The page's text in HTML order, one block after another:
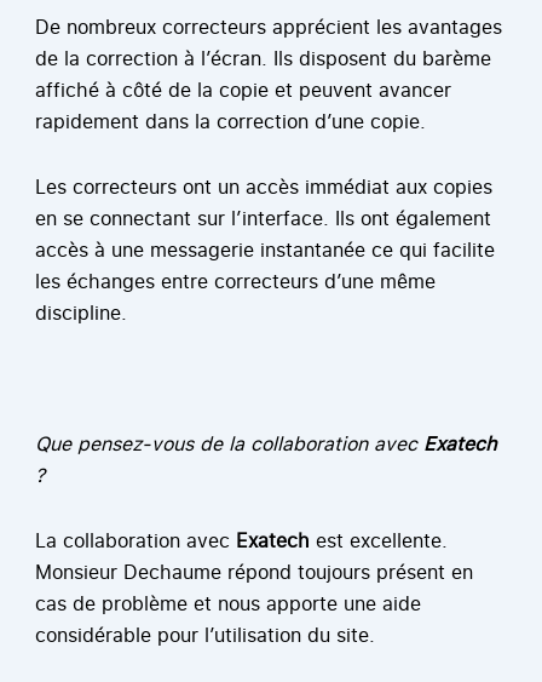
De nombreux correcteurs apprécient les avantages
de la correction à l’écran. Ils disposent du barème
affiché à côté de la copie et peuvent avancer
rapidement dans la correction d’une copie.
Les correcteurs ont un accès immédiat aux copies
en se connectant sur l’interface. Ils ont également
accès à une messagerie instantanée ce qui facilite
les échanges entre correcteurs d’une même
discipline.
Que pensez-vous de la collaboration avec Exatech
?
La collaboration avec Exatech est excellente.
Monsieur Dechaume répond toujours présent en
cas de problème et nous apporte une aide
considérable pour l’utilisation du site.